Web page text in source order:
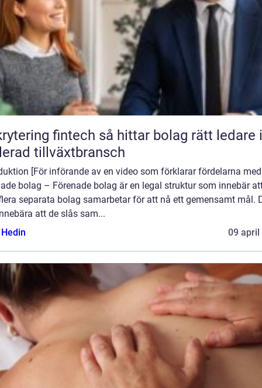
fintech så hittar bolag rätt ledare i en
tillväxtbransch
[För införande av en video som förklarar fördelarna med
bolag – Förenade bolag är en legal struktur som innebär
separata bolag samarbetar för att nå ett gemensamt mål.
att de slås sam...
09 april